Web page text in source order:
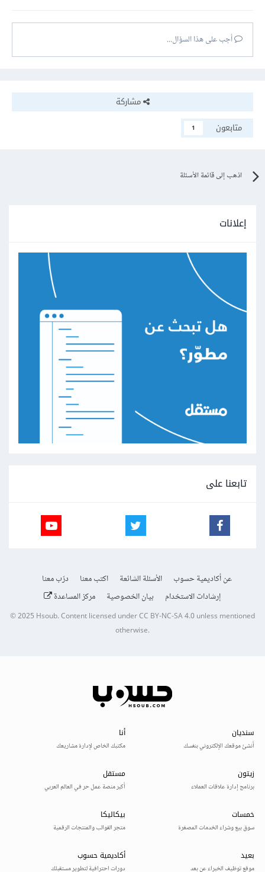
أجب على هذا السؤال...
مشاركة
متابعون
1
اذهب إلى قائمة الأسئلة
إعلانات
تابعنا على
عن أكاديمية حسوب الأسئلة الشائعة اكتب معنا
درّب معنا
إرشادات الاستخدام
بيان الخصوصية مركز المساعدة
© 2025Hsoub.Content licensed underCC BY-NC-SA 4.0unless mentioned
otherwise.